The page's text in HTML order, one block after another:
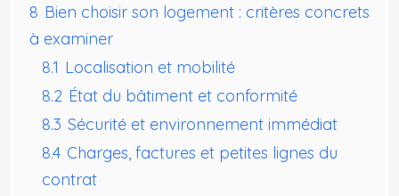
8 Bien choisir son logement : critères concrets
à examiner
8.1 Localisation et mobilité
8.2 État du bâtiment et conformité
8.3 Sécurité et environnement immédiat
8.4 Charges, factures et petites lignes du
contrat